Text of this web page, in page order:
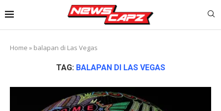
Home » balapan di Las Vegas
TAG: BALAPAN DI LAS VEGAS